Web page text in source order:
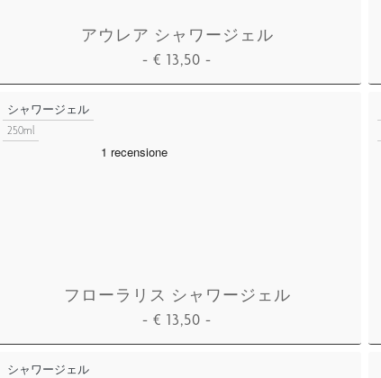
アウレア シャワージェル
-€ 13,50 -
シャワージェル
250ml
フローラリス シャワージェル
-€ 13,50 -
シャワージェル